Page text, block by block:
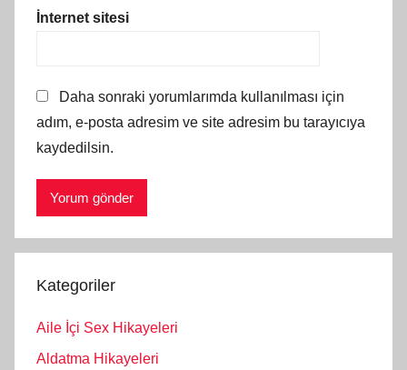
İnternet sitesi
Daha sonraki yorumlarımda kullanılması için
adım, e-posta adresim ve site adresim bu tarayıcıya
kaydedilsin.
Kategoriler
Aile İçi Sex Hikayeleri
Aldatma Hikayeleri